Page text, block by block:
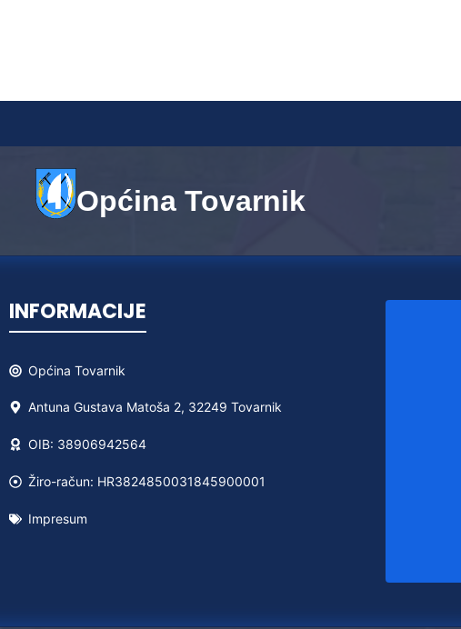
Općina Tovarnik
INFORMACIJE
OpćinaTovarnik
Antuna Gustava Matoša 2, 32249 Tovarnik
OIB: 38906942564
Žiro-račun: HR3824850031845900001
Impresum